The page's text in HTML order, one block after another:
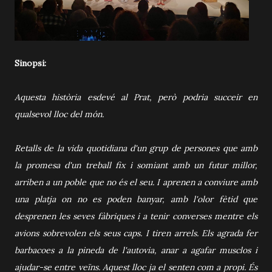
Sinopsi:
Aquesta història esdevé al Prat, però podria succeir en
qualsevol lloc del món.
Retalls de la vida quotidiana d'un grup de persones que amb
la promesa d'un treball fix i somiant amb un futur millor,
arriben a un poble que no és el seu. I aprenen a conviure amb
una platja on no es poden banyar, amb l'olor fètid que
desprenen les seves fàbriques i a tenir converses mentre els
avions sobrevolen els seus caps. I tiren arrels. Els agrada fer
barbacoes a la pineda de l'autovia, anar a agafar musclos i
ajudar-se entre veïns. Aquest lloc ja el senten com a propi. És